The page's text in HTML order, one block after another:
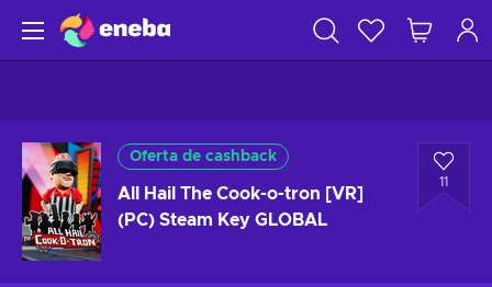
Oferta de cashback
All Hail The Cook-o-tron [VR]
(PC) Steam Key GLOBAL
11